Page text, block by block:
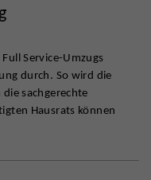
Service-Umzugs
durch. So wird die
sachgerechte
Hausrats können